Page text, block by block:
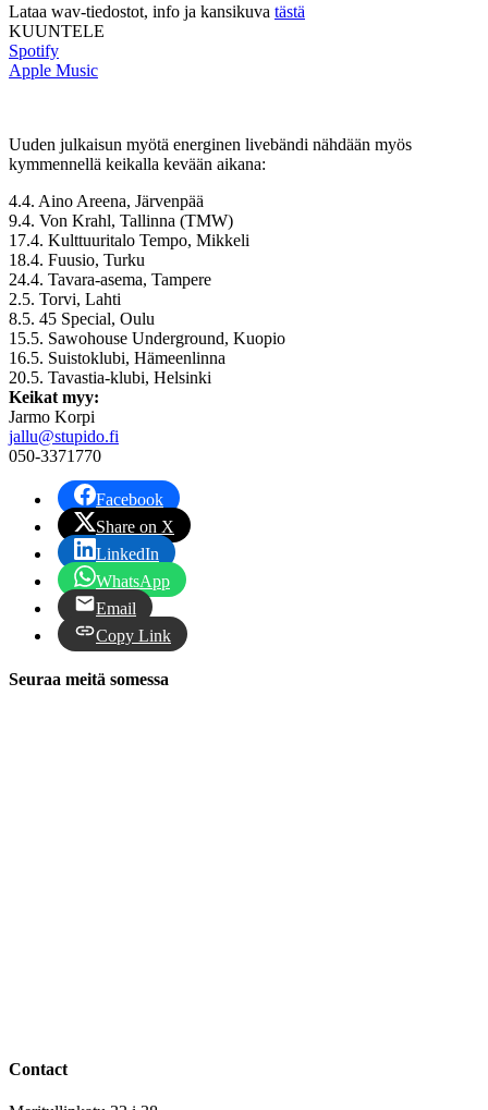
Lataa wav-tiedostot, info ja kansikuva tästä
KUUNTELE
Spotify
Apple Music
Uuden julkaisun myötä energinen livebändi nähdään myös
kymmennellä keikalla kevään aikana:
4.4. Aino Areena, Järvenpää
9.4. Von Krahl, Tallinna (TMW)
17.4. Kulttuuritalo Tempo, Mikkeli
18.4. Fuusio, Turku
24.4. Tavara-asema, Tampere
2.5. Torvi, Lahti
8.5. 45 Special, Oulu
15.5. Sawohouse Underground, Kuopio
16.5. Suistoklubi, Hämeenlinna
20.5. Tavastia-klubi, Helsinki
Keikat myy:
Jarmo Korpi
jallu@stupido.fi
050-3371770
Facebook
Share on X
LinkedIn
WhatsApp
Email
Copy Link
Seuraa meitä somessa
Contact